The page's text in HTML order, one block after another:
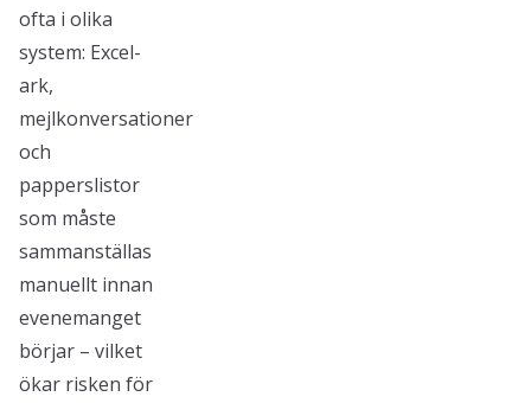
ofta i olika
system: Excel-
ark,
mejlkonversationer
och
papperslistor
som måste
sammanställas
manuellt innan
evenemanget
börjar – vilket
ökar risken för